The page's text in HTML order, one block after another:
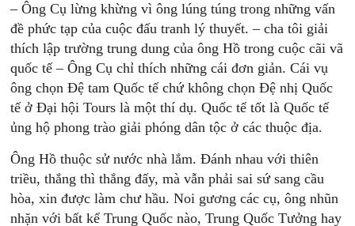
– Ông Cụ lừng khừng vì ông lúng túng trong những vấn
đề phức tạp của cuộc đấu tranh lý thuyết. – cha tôi giải
thích lập trường trung dung của ông Hồ trong cuộc cãi vã
quốc tế – Ông Cụ chỉ thích những cái đơn giản. Cái vụ
ông chọn Ðệ tam Quốc tế chứ không chọn Ðệ nhị Quốc
tế ở Ðại hội Tours là một thí dụ. Quốc tế tốt là Quốc tế
ủng hộ phong trào giải phóng dân tộc ở các thuộc địa.
Ông Hồ thuộc sử nước nhà lắm. Ðánh nhau với thiên
triều, thắng thì thắng đấy, mà vẫn phải sai sứ sang cầu
hòa, xin được làm chư hầu. Noi gương các cụ, ông nhũn
nhặn với bất kể Trung Quốc nào, Trung Quốc Tưởng hay